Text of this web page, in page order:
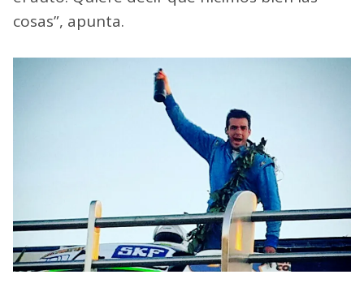
cosas”, apunta.